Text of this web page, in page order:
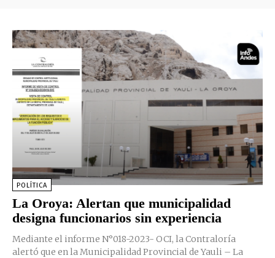
POLÍTICA
La Oroya: Alertan que municipalidad
designa funcionarios sin experiencia
Mediante el informe N°018-2023- OCI, la Contraloría
alertó que en la Municipalidad Provincial de Yauli – La